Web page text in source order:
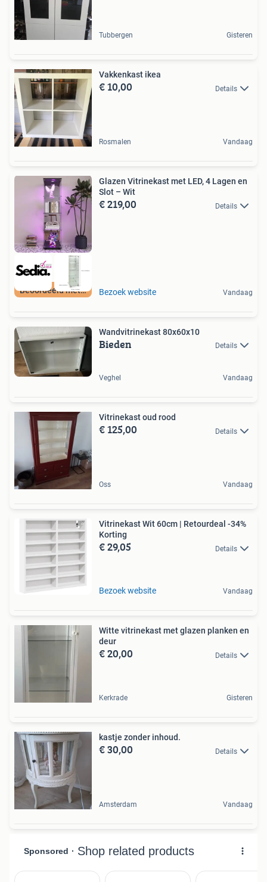
Tubbergen Gisteren
Vakkenkast ikea
€ 10,00 Details
Rosmalen Vandaag
Beoordeeld met 9+
Glazen Vitrinekast met LED, 4 Lagen en
Slot – Wit
€ 219,00 Details
Bezoek website Vandaag
Wandvitrinekast 80x60x10
Bieden Details
Veghel Vandaag
Vitrinekast oud rood
€ 125,00 Details
Oss Vandaag
Vitrinekast Wit 60cm | Retourdeal -34%
Korting
€ 29,05 Details
Bezoek website Vandaag
Witte vitrinekast met glazen planken en
deur
€ 20,00 Details
Kerkrade Gisteren
kastje zonder inhoud.
€ 30,00 Details
Amsterdam Vandaag